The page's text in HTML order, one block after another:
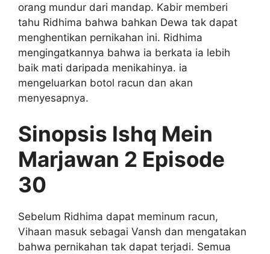
orang mundur dari mandap. Kabir memberi
tahu Ridhima bahwa bahkan Dewa tak dapat
menghentikan pernikahan ini. Ridhima
mengingatkannya bahwa ia berkata ia lebih
baik mati daripada menikahinya. ia
mengeluarkan botol racun dan akan
menyesapnya.
Sinopsis Ishq Mein
Marjawan 2 Episode
30
Sebelum Ridhima dapat meminum racun,
Vihaan masuk sebagai Vansh dan mengatakan
bahwa pernikahan tak dapat terjadi. Semua